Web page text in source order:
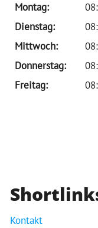
Montag:
Dienstag:
Mittwoch:
Donnerstag:
Freitag:
Kontakt